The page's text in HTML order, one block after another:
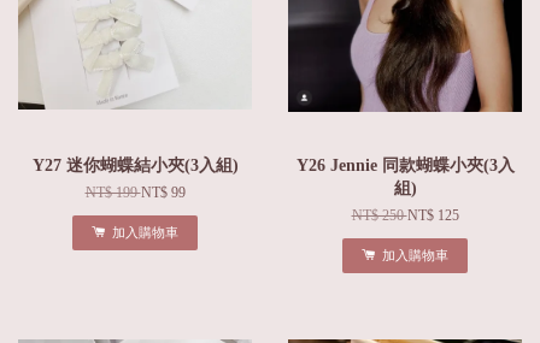
Y27 迷你蝴蝶結小夾(3入組)
NT$ 199NT$ 99
加入購物車
Y26 Jennie 同款蝴蝶小夾(3入
組)
NT$ 250NT$ 125
加入購物車